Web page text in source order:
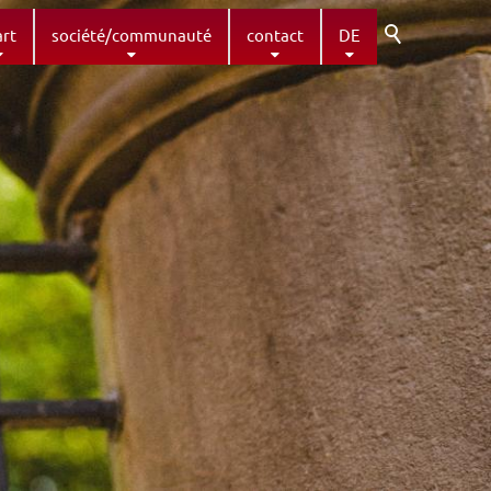
société/communauté contact DE